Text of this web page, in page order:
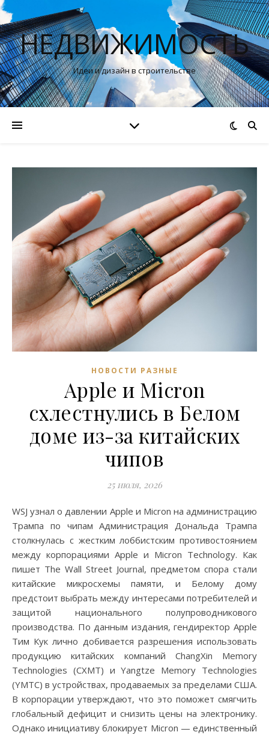
НЕДВИЖИМОСТЬ
Идеи и дизайн в строительстве
НОВОСТИ РАЗНЫЕ
Apple и Micron
схлестнулись в Белом
доме из-за китайских
чипов
25 июля, 2026
WSJ узнал о давлении Apple и Micron на администрацию
Трампа по чипам Администрация Дональда Трампа
столкнулась с жестким лоббистским противостоянием
между корпорациями Apple и Micron Technology. Как
пишет The Wall Street Journal, предметом спора стали
китайские микросхемы памяти, и Белому дому
предстоит выбрать между интересами потребителей и
защитой национального полупроводникового
производства. По данным издания, гендиректор Apple
Тим Кук лично добивается разрешения использовать
продукцию китайских компаний ChangXin Memory
Technologies (CXMT) и Yangtze Memory Technologies
(YMTC) в устройствах, продаваемых за пределами США.
В корпорации утверждают, что это поможет смягчить
глобальный дефицит и снизить цены на электронику.
Однако инициативу блокирует Micron — единственный